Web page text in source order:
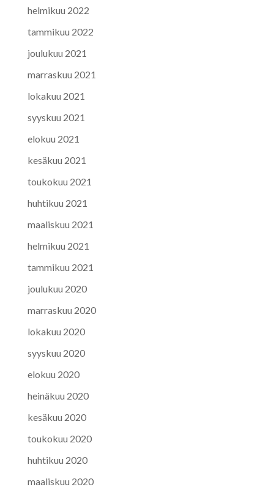
helmikuu 2022
tammikuu 2022
joulukuu 2021
marraskuu 2021
lokakuu 2021
syyskuu 2021
elokuu 2021
kesäkuu 2021
toukokuu 2021
huhtikuu 2021
maaliskuu 2021
helmikuu 2021
tammikuu 2021
joulukuu 2020
marraskuu 2020
lokakuu 2020
syyskuu 2020
elokuu 2020
heinäkuu 2020
kesäkuu 2020
toukokuu 2020
huhtikuu 2020
maaliskuu 2020